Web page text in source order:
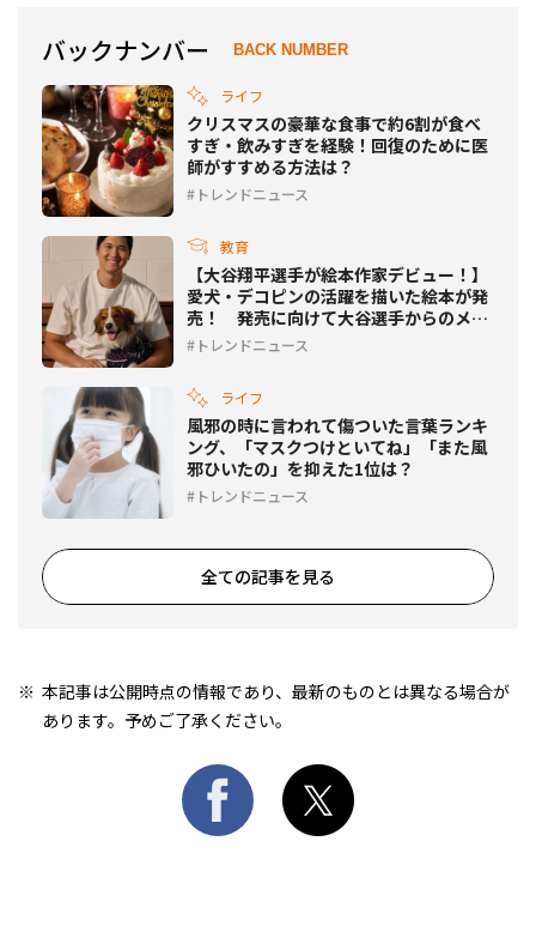
バックナンバー BACK NUMBER
ライフ
クリスマスの豪華な食事で約6割が食べ
すぎ・飲みすぎを経験！回復のために医
師がすすめる方法は？
トレンドニュース
教育
【大谷翔平選手が絵本作家デビュー！】
愛犬・デコピンの活躍を描いた絵本が発
売！ 発売に向けて大谷選手からのメッ
セージも！
トレンドニュース
ライフ
風邪の時に言われて傷ついた言葉ランキ
ング、「マスクつけといてね」「また風
邪ひいたの」を抑えた1位は？
トレンドニュース
全ての記事を見る
本記事は公開時点の情報であり、最新のものとは異なる場合が
あります。予めご了承ください。